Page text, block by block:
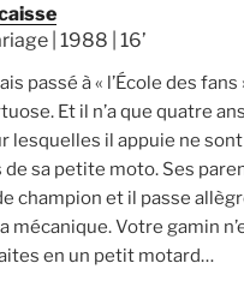
| 1988 | 16’
passé à « l’École des
Et il n’a que quatre
lesquelles il appuie ne sont
de sa petite moto. Ses
champion et il passe
mécanique. Votre gamin
en un petit motard…